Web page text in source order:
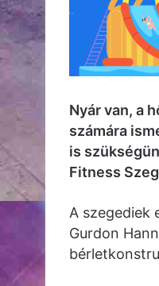
Nyár van, a
számára
is
Fitness
A szegediek
Gurdon